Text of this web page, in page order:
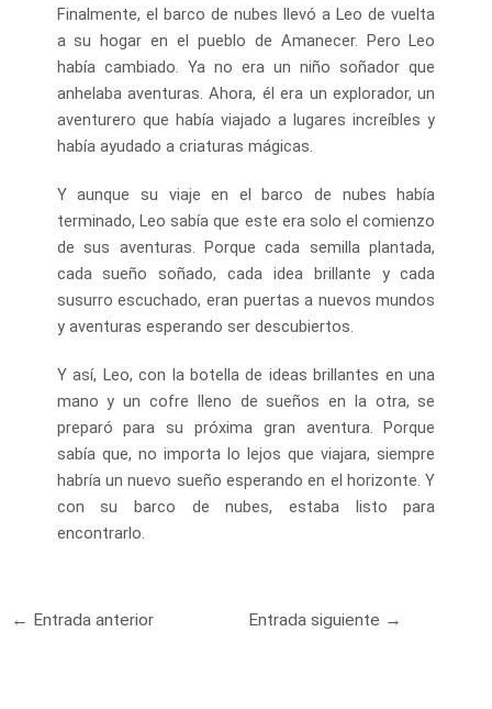
Finalmente, el barco de nubes llevó a Leo de vuelta
a su hogar en el pueblo de Amanecer. Pero Leo
había cambiado. Ya no era un niño soñador que
anhelaba aventuras. Ahora, él era un explorador, un
aventurero que había viajado a lugares increíbles y
había ayudado a criaturas mágicas.
Y aunque su viaje en el barco de nubes había
terminado, Leo sabía que este era solo el comienzo
de sus aventuras. Porque cada semilla plantada,
cada sueño soñado, cada idea brillante y cada
susurro escuchado, eran puertas a nuevos mundos
y aventuras esperando ser descubiertos.
Y así, Leo, con la botella de ideas brillantes en una
mano y un cofre lleno de sueños en la otra, se
preparó para su próxima gran aventura. Porque
sabía que, no importa lo lejos que viajara, siempre
habría un nuevo sueño esperando en el horizonte. Y
con su barco de nubes, estaba listo para
encontrarlo.
Navegación
← Entrada anterior Entrada siguiente →